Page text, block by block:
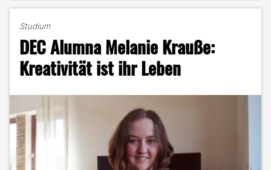
du
deinen
eigenen
Face-
mit
Studium
DEC Alumna Melanie Krauße:
Kreativität ist ihr Leben